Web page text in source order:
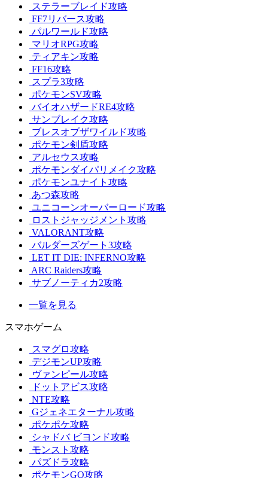
ステラーブレイド攻略
FF7リバース攻略
パルワールド攻略
マリオRPG攻略
ティアキン攻略
FF16攻略
スプラ3攻略
ポケモンSV攻略
バイオハザードRE4攻略
サンブレイク攻略
ブレスオブザワイルド攻略
ポケモン剣盾攻略
アルセウス攻略
ポケモンダイパリメイク攻略
ポケモンユナイト攻略
あつ森攻略
ユニコーンオーバーロード攻略
ロストジャッジメント攻略
VALORANT攻略
バルダーズゲート3攻略
LET IT DIE: INFERNO攻略
ARC Raiders攻略
サブノーティカ2攻略
一覧を見る
スマホゲーム
スマグロ攻略
デジモンUP攻略
ヴァンピール攻略
ドットアビス攻略
NTE攻略
Gジェネエターナル攻略
ポケポケ攻略
シャドバ ビヨンド攻略
モンスト攻略
パズドラ攻略
ポケモンGO攻略